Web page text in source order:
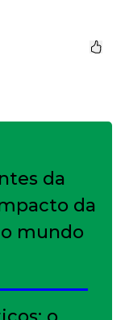
da
da
mundo